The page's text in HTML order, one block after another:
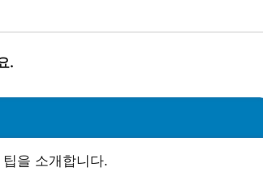
.
을 소개합니다.